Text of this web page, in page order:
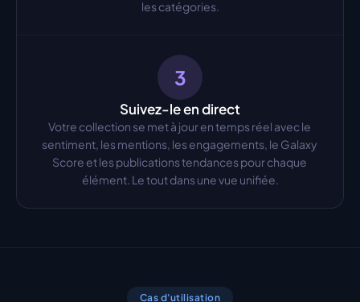
les catégories.
3
Suivez-le en direct
Votre collection se met à jour en temps réel avec le
sentiment, les mentions, les engagements, le Galaxy
Score et les publications tendances pour chaque
élément. Le tout dans une vue unifiée.
Cas d'utilisation